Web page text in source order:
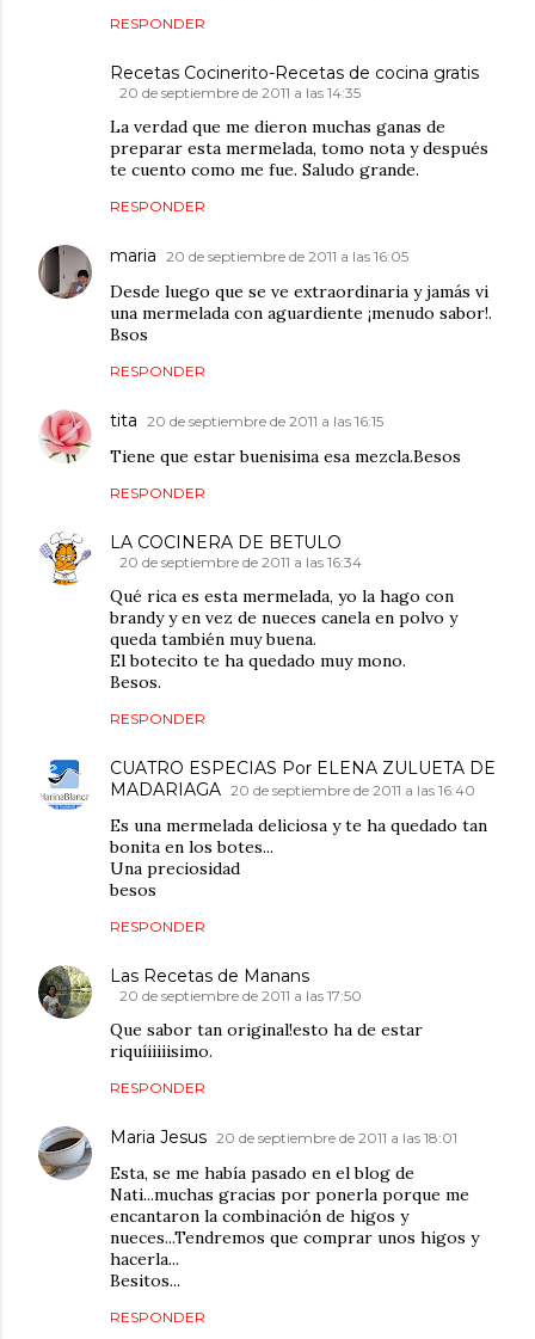
RESPONDER
Recetas Cocinerito-Recetas de cocina gratis
20 de septiembre de 2011 a las 14:35
La verdad que me dieron muchas ganas de
preparar esta mermelada, tomo nota y después
te cuento como me fue. Saludo grande.
RESPONDER
maria 20 de septiembre de 2011 a las 16:05
Desde luego que se ve extraordinaria y jamás vi
una mermelada con aguardiente ¡menudo sabor!.
Bsos
RESPONDER
tita 20 de septiembre de 2011 a las 16:15
Tiene que estar buenisima esa mezcla.Besos
RESPONDER
LA COCINERA DE BETULO
20 de septiembre de 2011 a las 16:34
Qué rica es esta mermelada, yo la hago con
brandy y en vez de nueces canela en polvo y
queda también muy buena.
El botecito te ha quedado muy mono.
Besos.
RESPONDER
CUATRO ESPECIAS Por ELENA ZULUETA DE
MADARIAGA 20 de septiembre de 2011 a las 16:40
Es una mermelada deliciosa y te ha quedado tan
bonita en los botes...
Una preciosidad
besos
RESPONDER
Las Recetas de Manans
20 de septiembre de 2011 a las 17:50
Que sabor tan original!esto ha de estar
riquíiiiiisimo.
RESPONDER
Maria Jesus 20 de septiembre de 2011 a las 18:01
Esta, se me había pasado en el blog de
Nati...muchas gracias por ponerla porque me
encantaron la combinación de higos y
nueces...Tendremos que comprar unos higos y
hacerla...
Besitos...
RESPONDER